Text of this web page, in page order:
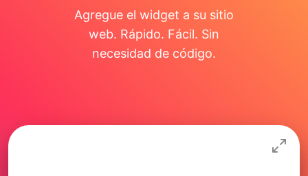
Agregue el widget a su sitio
web. Rápido. Fácil. Sin
necesidad de código.